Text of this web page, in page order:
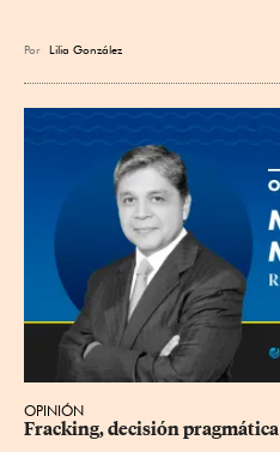
Por Lilia González
OPINIÓN
Fracking, decisión pragmática